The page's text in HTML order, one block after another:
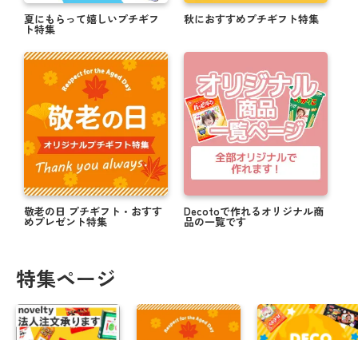
夏にもらって嬉しいプチギフ
ト特集
秋におすすめプチギフト特集
敬老の日 プチギフト・おすす
めプレゼント特集
Decotoで作れるオリジナル商
品の一覧です
特集ページ